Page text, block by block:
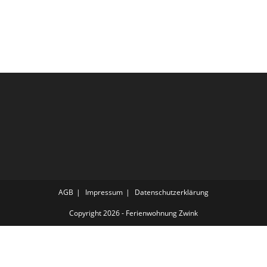
AGB Impressum Datenschutzerklärung
Copyright 2026 - Ferienwohnung Zwink